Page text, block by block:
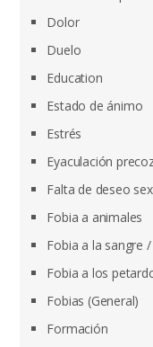
Dolor
Duelo
Education
Estado de ánimo
Estrés
Eyaculación
Falta de deseo
Fobia a animales
Fobia a la sangre
Fobia a los
Fobias (General)
Formación